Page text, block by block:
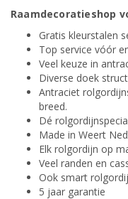
Raamdecoratieshop
Gratis kleurstalen
Top service vóór
Veel keuze in
Diverse doek
Antraciet
breed.
Dé
Made in Weert
Elk rolgordijn op
Veel randen en
Ook smart
5 jaar garantie